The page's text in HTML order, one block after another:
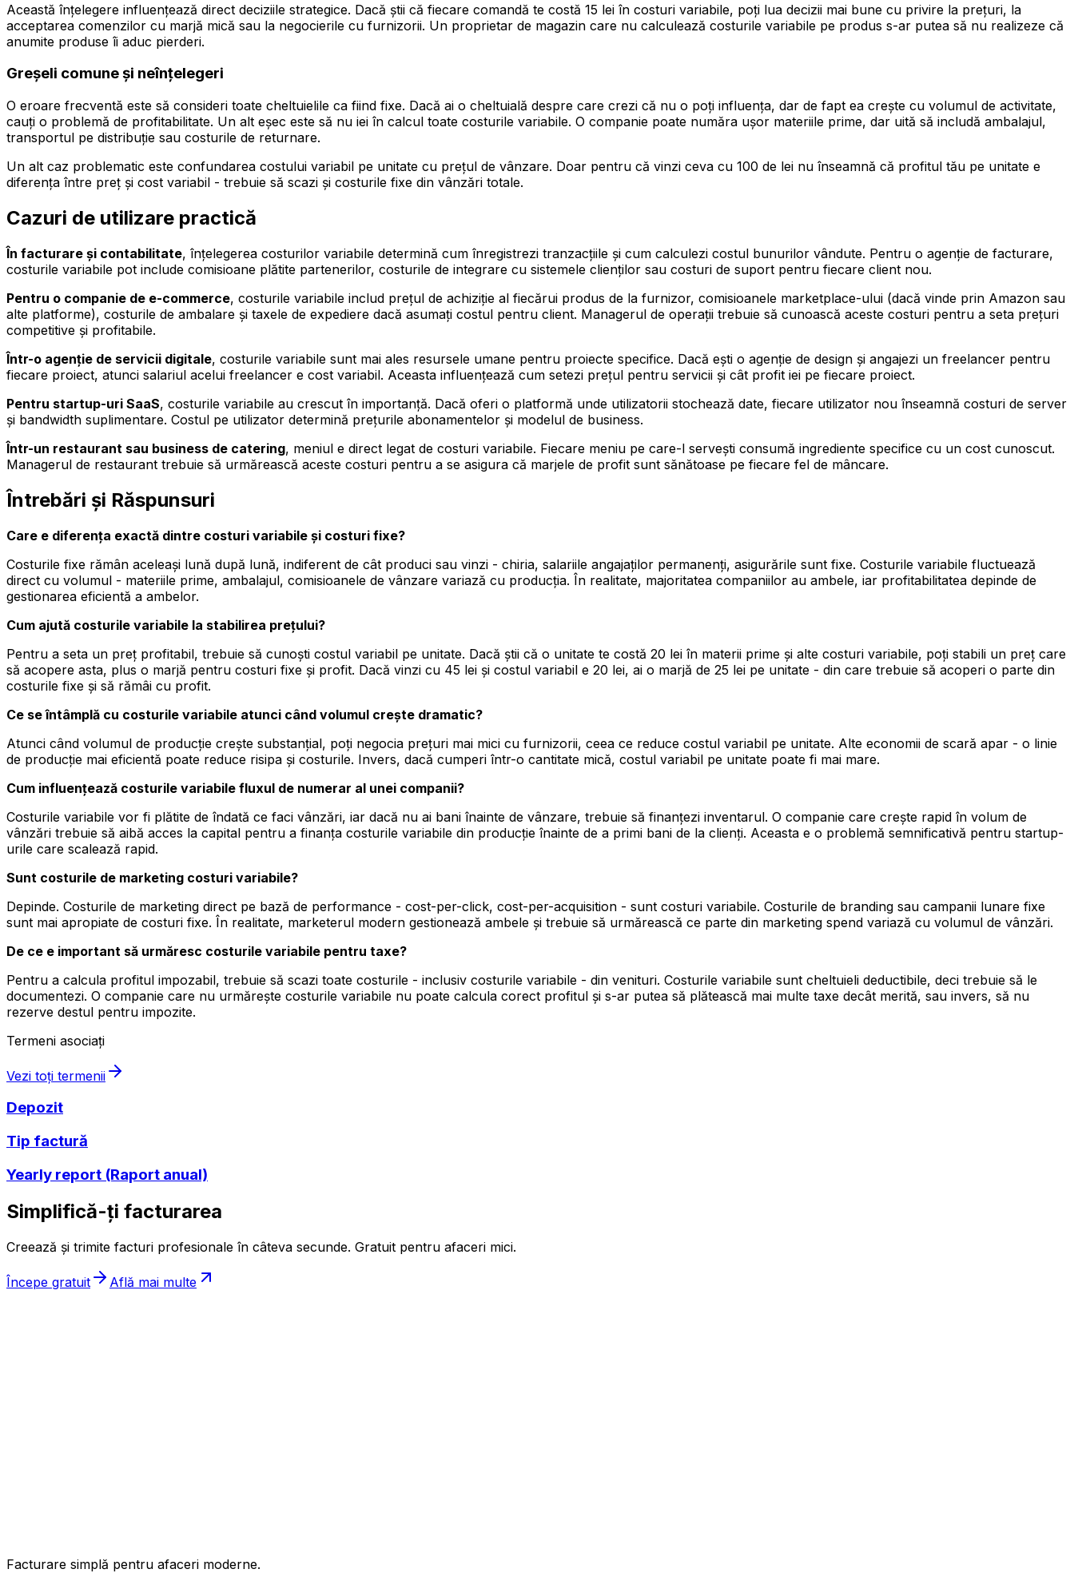
Această înțelegere influențează direct deciziile strategice. Dacă știi că fiecare comandă te costă 15 lei în costuri variabile, poți lua decizii mai bune cu privire la prețuri, la
acceptarea comenzilor cu marjă mică sau la negocierile cu furnizorii. Un proprietar de magazin care nu calculează costurile variabile pe produs s-ar putea să nu realizeze că
anumite produse îi aduc pierderi.
Greșeli comune și neînțelegeri
O eroare frecventă este să consideri toate cheltuielile ca fiind fixe. Dacă ai o cheltuială despre care crezi că nu o poți influența, dar de fapt ea crește cu volumul de activitate,
cauți o problemă de profitabilitate. Un alt eșec este să nu iei în calcul toate costurile variabile. O companie poate număra ușor materiile prime, dar uită să includă ambalajul,
transportul pe distribuție sau costurile de returnare.
Un alt caz problematic este confundarea costului variabil pe unitate cu prețul de vânzare. Doar pentru că vinzi ceva cu 100 de lei nu înseamnă că profitul tău pe unitate e
diferența între preț și cost variabil - trebuie să scazi și costurile fixe din vânzări totale.
Cazuri de utilizare practică
În facturare și contabilitate, înțelegerea costurilor variabile determină cum înregistrezi tranzacțiile și cum calculezi costul bunurilor vândute. Pentru o agenție de facturare,
costurile variabile pot include comisioane plătite partenerilor, costurile de integrare cu sistemele clienților sau costuri de suport pentru fiecare client nou.
Pentru o companie de e-commerce, costurile variabile includ prețul de achiziție al fiecărui produs de la furnizor, comisioanele marketplace-ului (dacă vinde prin Amazon sau
alte platforme), costurile de ambalare și taxele de expediere dacă asumați costul pentru client. Managerul de operații trebuie să cunoască aceste costuri pentru a seta prețuri
competitive și profitabile.
Într-o agenție de servicii digitale, costurile variabile sunt mai ales resursele umane pentru proiecte specifice. Dacă ești o agenție de design și angajezi un freelancer pentru
fiecare proiect, atunci salariul acelui freelancer e cost variabil. Aceasta influențează cum setezi prețul pentru servicii și cât profit iei pe fiecare proiect.
Pentru startup-uri SaaS, costurile variabile au crescut în importanță. Dacă oferi o platformă unde utilizatorii stochează date, fiecare utilizator nou înseamnă costuri de server
și bandwidth suplimentare. Costul pe utilizator determină prețurile abonamentelor și modelul de business.
Într-un restaurant sau business de catering, meniul e direct legat de costuri variabile. Fiecare meniu pe care-l servești consumă ingrediente specifice cu un cost cunoscut.
Managerul de restaurant trebuie să urmărească aceste costuri pentru a se asigura că marjele de profit sunt sănătoase pe fiecare fel de mâncare.
Întrebări și Răspunsuri
Care e diferența exactă dintre costuri variabile și costuri fixe?
Costurile fixe rămân aceleași lună după lună, indiferent de cât produci sau vinzi - chiria, salariile angajaților permanenți, asigurările sunt fixe. Costurile variabile fluctuează
direct cu volumul - materiile prime, ambalajul, comisioanele de vânzare variază cu producția. În realitate, majoritatea companiilor au ambele, iar profitabilitatea depinde de
gestionarea eficientă a ambelor.
Cum ajută costurile variabile la stabilirea prețului?
Pentru a seta un preț profitabil, trebuie să cunoști costul variabil pe unitate. Dacă știi că o unitate te costă 20 lei în materii prime și alte costuri variabile, poți stabili un preț care
să acopere asta, plus o marjă pentru costuri fixe și profit. Dacă vinzi cu 45 lei și costul variabil e 20 lei, ai o marjă de 25 lei pe unitate - din care trebuie să acoperi o parte din
costurile fixe și să rămâi cu profit.
Ce se întâmplă cu costurile variabile atunci când volumul crește dramatic?
Atunci când volumul de producție crește substanțial, poți negocia prețuri mai mici cu furnizorii, ceea ce reduce costul variabil pe unitate. Alte economii de scară apar - o linie
de producție mai eficientă poate reduce risipa și costurile. Invers, dacă cumperi într-o cantitate mică, costul variabil pe unitate poate fi mai mare.
Cum influențează costurile variabile fluxul de numerar al unei companii?
Costurile variabile vor fi plătite de îndată ce faci vânzări, iar dacă nu ai bani înainte de vânzare, trebuie să finanțezi inventarul. O companie care crește rapid în volum de
vânzări trebuie să aibă acces la capital pentru a finanța costurile variabile din producție înainte de a primi bani de la clienți. Aceasta e o problemă semnificativă pentru startup-
urile care scalează rapid.
Sunt costurile de marketing costuri variabile?
Depinde. Costurile de marketing direct pe bază de performance - cost-per-click, cost-per-acquisition - sunt costuri variabile. Costurile de branding sau campanii lunare fixe
sunt mai apropiate de costuri fixe. În realitate, marketerul modern gestionează ambele și trebuie să urmărească ce parte din marketing spend variază cu volumul de vânzări.
De ce e important să urmăresc costurile variabile pentru taxe?
Pentru a calcula profitul impozabil, trebuie să scazi toate costurile - inclusiv costurile variabile - din venituri. Costurile variabile sunt cheltuieli deductibile, deci trebuie să le
documentezi. O companie care nu urmărește costurile variabile nu poate calcula corect profitul și s-ar putea să plătească mai multe taxe decât merită, sau invers, să nu
rezerve destul pentru impozite.
Termeni asociați
Vezi toți termenii
Depozit
Tip factură
Yearly report (Raport anual)
Simplifică-ți facturarea
Creează și trimite facturi profesionale în câteva secunde. Gratuit pentru afaceri mici.
Începe gratuit Află mai multe
Facturare simplă pentru afaceri moderne.